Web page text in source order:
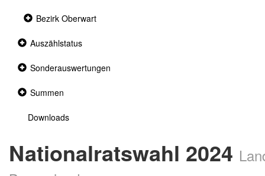
Collapsed
Bezirk Oberwart
Collapsed
Auszählstatus
Collapsed
Sonderauswertungen
Collapsed
Summen
Downloads
Nationalratswahl 2024